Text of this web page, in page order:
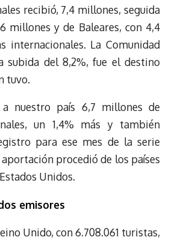
recibió, 7,4 millones, seguida
millones y de Baleares, con 4,4
internacionales. La Comunidad
subida del 8,2%, fue el destino
tuvo.
nuestro país 6,7 millones de
un 1,4% más y también
para ese mes de la serie
procedió de los países
Unidos.
emisores
Unido, con 6.708.061 turistas,